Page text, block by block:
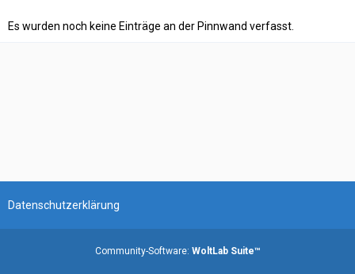
Es wurden noch keine Einträge an der Pinnwand verfasst.
Datenschutzerklärung
Community-Software: WoltLab Suite™